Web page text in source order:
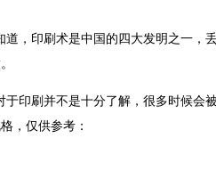
，印刷术是中国的四大发明之一，
印刷并不是十分了解，很多时候会
，仅供参考：